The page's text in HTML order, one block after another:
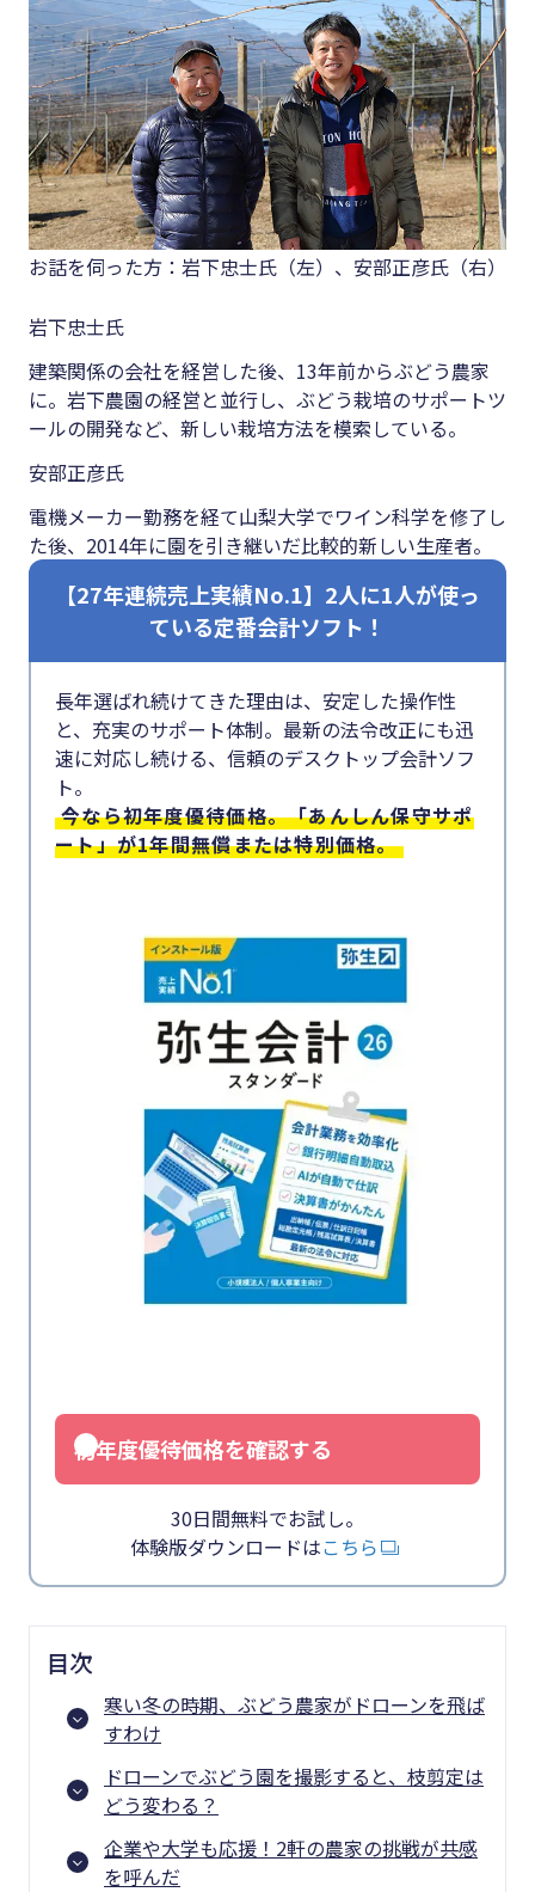
お話を伺った方：岩下忠士氏（左）、安部正彦氏（右）
岩下忠士氏
建築関係の会社を経営した後、13年前からぶどう農家
に。岩下農園の経営と並行し、ぶどう栽培のサポートツ
ールの開発など、新しい栽培方法を模索している。
安部正彦氏
電機メーカー勤務を経て山梨大学でワイン科学を修了し
た後、2014年に園を引き継いだ比較的新しい生産者。
【27年連続売上実績No.1】2人に1人が使っ
ている定番会計ソフト！
長年選ばれ続けてきた理由は、安定した操作性
と、充実のサポート体制。最新の法令改正にも迅
速に対応し続ける、信頼のデスクトップ会計ソフ
ト。
今なら初年度優待価格。「あんしん保守サポ
ート」が1年間無償または特別価格。
初年度優待価格を確認する
30日間無料でお試し。
体験版ダウンロードはこちら
目次
寒い冬の時期、ぶどう農家がドローンを飛ば
すわけ
ドローンでぶどう園を撮影すると、枝剪定は
どう変わる？
企業や大学も応援！2軒の農家の挑戦が共感
を呼んだ